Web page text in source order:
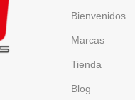
Bienvenidos
Marcas
Tienda
Blog